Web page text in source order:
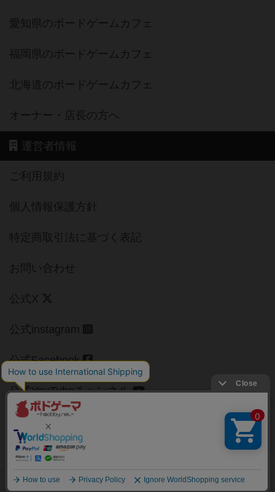
愛知県のボードゲームカフェ
福岡県のボードゲームカフェ
北海道のボードゲームカフェ
オーナー・店長の方へ
運営者情報
ご利用規約
個人情報保護方針
特定商取引法に基づく表記
お問い合わせ
公式X
公式instagram
公式Facebook
公式YouTubeチャンネル